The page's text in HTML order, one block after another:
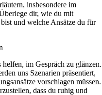
insbesondere im
dir, wie du mit
und welche Ansätze du für
im Gespräch zu glänzen.
uns Szenarien präsentiert,
vorschlagen müssen.
dass du ruhig und